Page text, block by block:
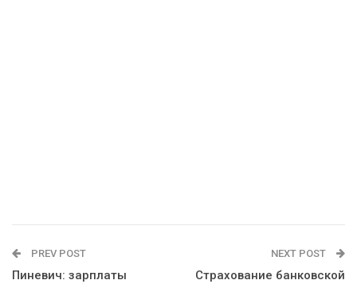
PREV POST
Пиневич: зарплаты
NEXT POST
Страхование банковской